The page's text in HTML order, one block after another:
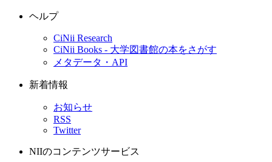
ヘルプ
CiNii Research
CiNii Books - 大学図書館の本をさがす
メタデータ・API
新着情報
お知らせ
RSS
Twitter
NIIのコンテンツサービス